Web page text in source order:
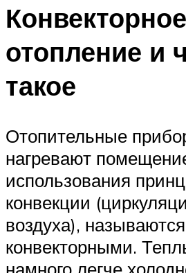
Конвекторное
отопление и
такое
Отопительные
нагревают
использования
конвекции
воздуха), называются
конвекторными.